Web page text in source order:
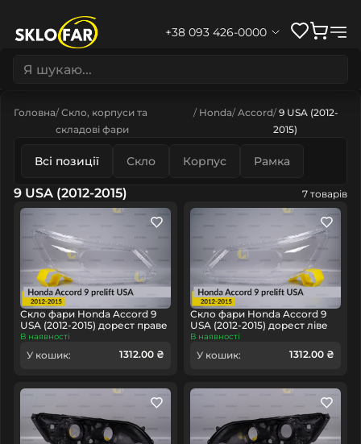
+38 093 426-0000
Головна Скло, корпуси та
складові фари
Honda Accord 9 USA (2012-
2015)
Всі позиції Скло Корпус Рамка
9 USA (2012-2015) 7 товарів
Скло фари Honda Accord 9
USA (2012-2015) дорест праве
В наявності
У кошик: 1312.00 ₴
Скло фари Honda Accord 9
USA (2012-2015) дорест ліве
В наявності
У кошик: 1312.00 ₴